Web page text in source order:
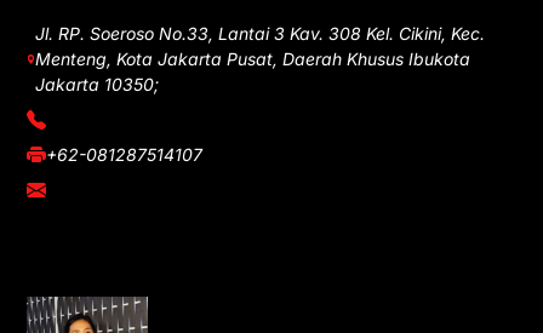
Jl. RP. Soeroso No.33, Lantai 3 Kav. 308 Kel. Cikini, Kec.
Menteng, Kota Jakarta Pusat, Daerah Khusus Ibukota
Jakarta 10350;
(021) 3908026
+62-081287514107
adm@iawnews.com